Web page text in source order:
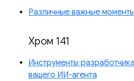
Различные важные моменты
Хром 141
Инструменты
вашего ИИ-агента